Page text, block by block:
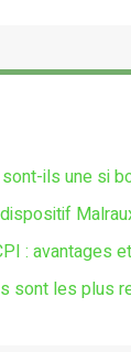
ils une si
: avantages
sont les plus